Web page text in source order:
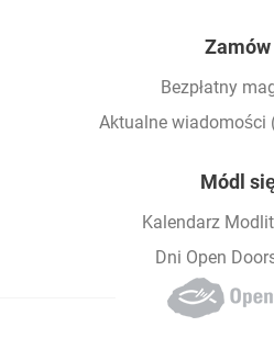
Zamów
Bezpłatny
Aktualne wiadomości
Módl
Kalendarz
Dni Open